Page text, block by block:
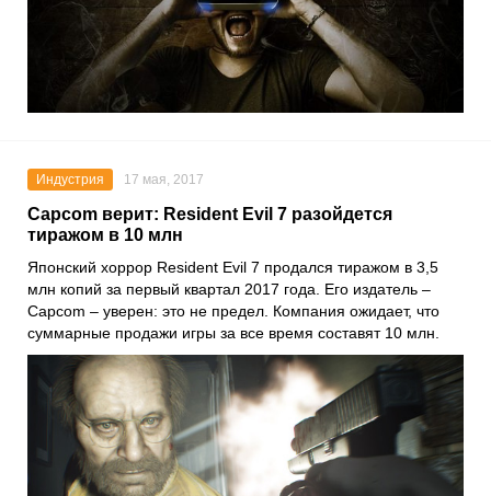
Индустрия 17 мая, 2017
Capcom верит: Resident Evil 7 разойдется
тиражом в 10 млн
Японский хоррор Resident Evil 7 продался тиражом в 3,5
млн копий за первый квартал 2017 года. Его издатель –
Capcom – уверен: это не предел. Компания ожидает, что
суммарные продажи игры за все время составят 10 млн.